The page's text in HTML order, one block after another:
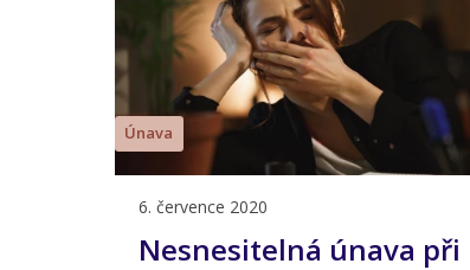
Únava
6. července 2020
Nesnesitelná únava při